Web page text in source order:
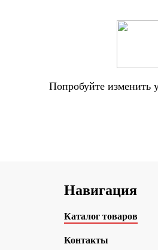
Попробуйте изменить
Навигация
Каталог товаров
Контакты